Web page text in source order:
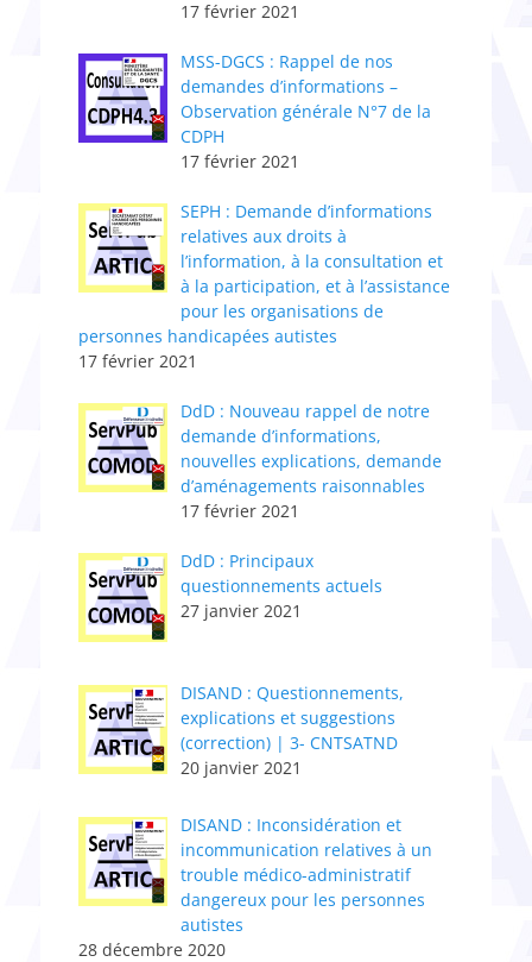
17 février 2021
MSS-DGCS : Rappel de nos
demandes d’informations –
Observation générale N°7 de la
CDPH
17 février 2021
SEPH : Demande d’informations
relatives aux droits à
l’information, à la consultation et
à la participation, et à l’assistance
pour les organisations de
personnes handicapées autistes
17 février 2021
DdD : Nouveau rappel de notre
demande d’informations,
nouvelles explications, demande
d’aménagements raisonnables
17 février 2021
DdD : Principaux
questionnements actuels
27 janvier 2021
DISAND : Questionnements,
explications et suggestions
(correction) | 3- CNTSATND
20 janvier 2021
DISAND : Inconsidération et
incommunication relatives à un
trouble médico-administratif
dangereux pour les personnes
autistes
28 décembre 2020